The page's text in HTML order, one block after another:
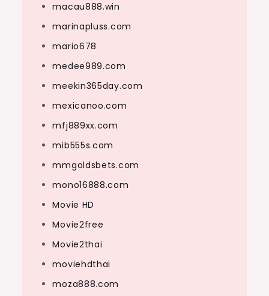
macau888.win
marinapluss.com
mario678
medee989.com
meekin365day.com
mexicanoo.com
mfj889xx.com
mib555s.com
mmgoldsbets.com
mono16888.com
Movie HD
Movie2free
Movie2thai
moviehdthai
moza888.com